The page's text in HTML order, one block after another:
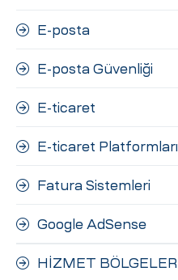
E-posta
E-posta Güvenliği
E-ticaret
E-ticaret Platformları
Fatura Sistemleri
Google AdSense
HİZMET BÖLGELERİ